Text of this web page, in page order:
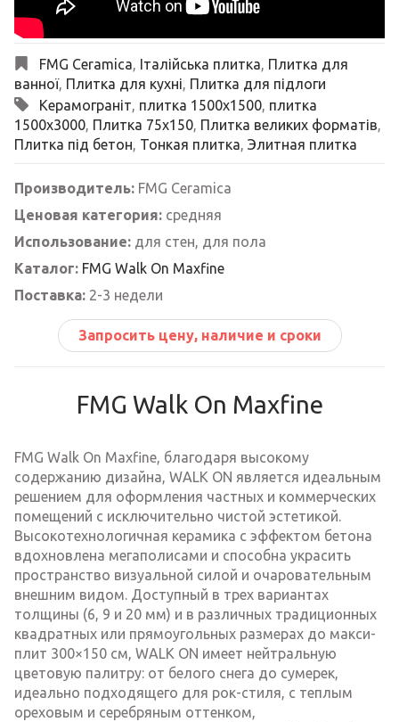
FMG Ceramica, Італійська плитка, Плитка для
ванної, Плитка для кухні, Плитка для підлоги
Керамограніт, плитка 1500x1500, плитка
1500x3000, Плитка 75х150, Плитка великих форматів,
Плитка під бетон, Тонкая плитка, Элитная плитка
Производитель: FMG Ceramica
Ценовая категория: средняя
Использование: для стен, для пола
Каталог: FMG Walk On Maxfine
Поставка: 2-3 недели
Запросить цену, наличие и сроки
FMG Walk On Maxfine
FMG Walk On Maxfine, благодаря высокому
содержанию дизайна, WALK ON является идеальным
решением для оформления частных и коммерческих
помещений с исключительно чистой эстетикой.
Высокотехнологичная керамика с эффектом бетона
вдохновлена мегаполисами и способна украсить
пространство визуальной силой и очаровательным
внешним видом. Доступный в трех вариантах
толщины (6, 9 и 20 мм) и в различных традиционных
квадратных или прямоугольных размерах до макси-
плит 300×150 см, WALK ON имеет нейтральную
цветовую палитру: от белого снега до сумерек,
идеально подходящего для рок-стиля, с теплым
ореховым и серебряным оттенком,